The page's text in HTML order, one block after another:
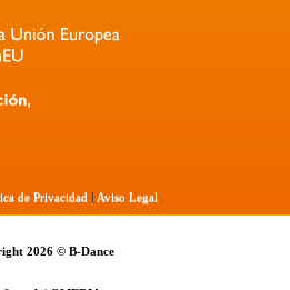
de Privacidad | Aviso Legal
2026 © B-Dance